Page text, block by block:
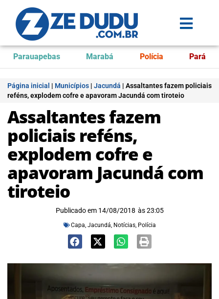
Parauapebas Marabá Polícia Pará
Página inicial | Municípios | Jacundá | Assaltantes fazem policiais
reféns, explodem cofre e apavoram Jacundá com tiroteio
Assaltantes fazem
policiais reféns,
explodem cofre e
apavoram Jacundá com
tiroteio
Publicado em 14/08/2018 às 23:05
Capa, Jacundá, Notícias, Polícia